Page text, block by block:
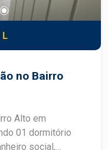
L
no Bairro
Alto em
social,